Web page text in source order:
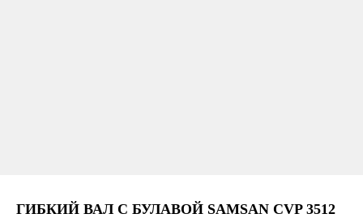
ГИБКИЙ ВАЛ С БУЛАВОЙ SAMSAN CVP 3512